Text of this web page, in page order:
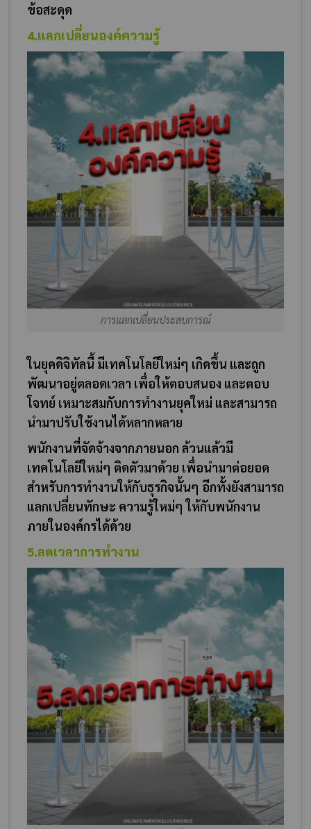
ข้อสะดุด
4.แลกเปลี่ยนองค์ความรู้
การแลกเปลี่ยนประสบการณ์
ในยุคดิจิทัลนี้ มีเทคโนโลยีใหม่ๆ เกิดขึ้น และถูก
พัฒนาอยู่ตลอดเวลา เพื่อให้ตอบสนอง และตอบ
โจทย์ เหมาะสมกับการทำงานยุคใหม่ และสามารถ
นำมาปรับใช้งานได้หลากหลาย
พนักงานที่จัดจ้างจากภายนอก ล้วนแล้วมี
เทคโนโลยีใหม่ๆ ติดตัวมาด้วย เพื่อนำมาต่อยอด
สำหรับการทำงานให้กับธุรกิจนั้นๆ อีกทั้งยังสามารถ
แลกเปลี่ยนทักษะ ความรู้ใหม่ๆ ให้กับพนักงาน
ภายในองค์กรได้ด้วย
5.ลดเวลาการทำงาน